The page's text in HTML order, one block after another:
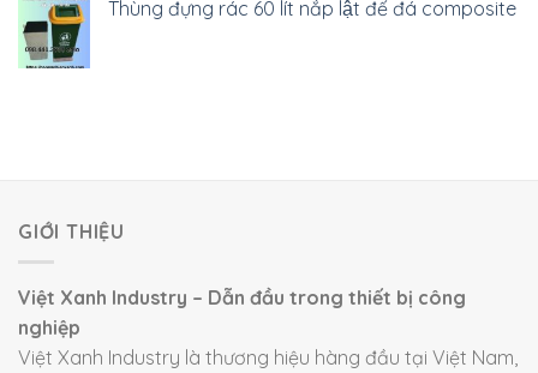
Thùng đựng rác 60 lít nắp lật đế đá composite
GIỚI THIỆU
Việt Xanh Industry – Dẫn đầu trong thiết bị công
nghiệp
Việt Xanh Industry là thương hiệu hàng đầu tại Việt Nam,